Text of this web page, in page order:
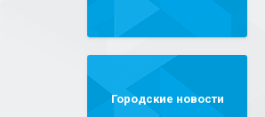
Городские новости